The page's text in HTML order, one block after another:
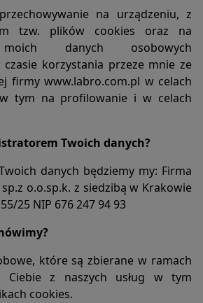
na urządzeniu, z
tzw. plików cookies oraz na
moich danych osobowych
korzystania przeze mnie ze
firmy www.labro.com.pl w celach
tym na profilowanie i w celach
Twoich danych?
danych będziemy my: Firma
o.o.sp.k. z siedzibą w Krakowie
25 NIP 676 247 94 93
które są zbierane w ramach
Ciebie z naszych usług w tym
cookies.
niezbędność do wykonania umów o
umowami są zazwyczaj regulaminy
dostępne w usługach, z których
prawną dla pomiarów
własnego administratorów jest
administratora. Przetwarzanie
marketingowych podmiotów
się na podstawie Twojej
Twoich danych osobowych
korzystania przez ze mnie z portalu
zarówno w wersji
zgody jest dobrowolne i możesz